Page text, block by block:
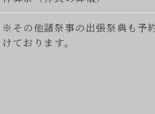
※その他諸祭事の出張祭典も予
けております。